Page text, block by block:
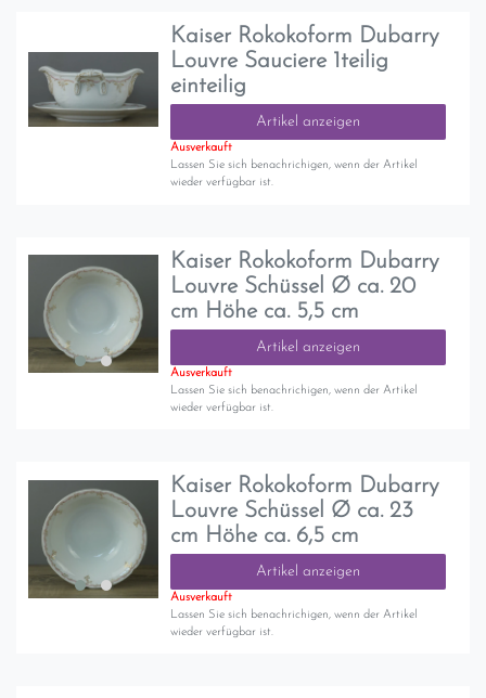
Kaiser Rokokoform Dubarry
Louvre Sauciere 1teilig
einteilig
Artikel anzeigen
Ausverkauft
Lassen Sie sich benachrichigen, wenn der Artikel
wieder verfügbar ist.
Kaiser Rokokoform Dubarry
Louvre Schüssel Ø ca. 20
cm Höhe ca. 5,5 cm
Artikel anzeigen
Ausverkauft
Lassen Sie sich benachrichigen, wenn der Artikel
wieder verfügbar ist.
Kaiser Rokokoform Dubarry
Louvre Schüssel Ø ca. 23
cm Höhe ca. 6,5 cm
Artikel anzeigen
Ausverkauft
Lassen Sie sich benachrichigen, wenn der Artikel
wieder verfügbar ist.